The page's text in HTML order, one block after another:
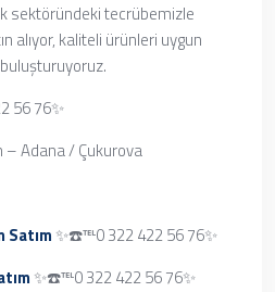
sektöründeki tecrübemizle
alıyor, kaliteli ürünleri uygun
56 76✨
– Adana / Çukurova
Satım✨☎️℡0 322 422 56 76✨
✨☎️℡0 322 422 56 76✨